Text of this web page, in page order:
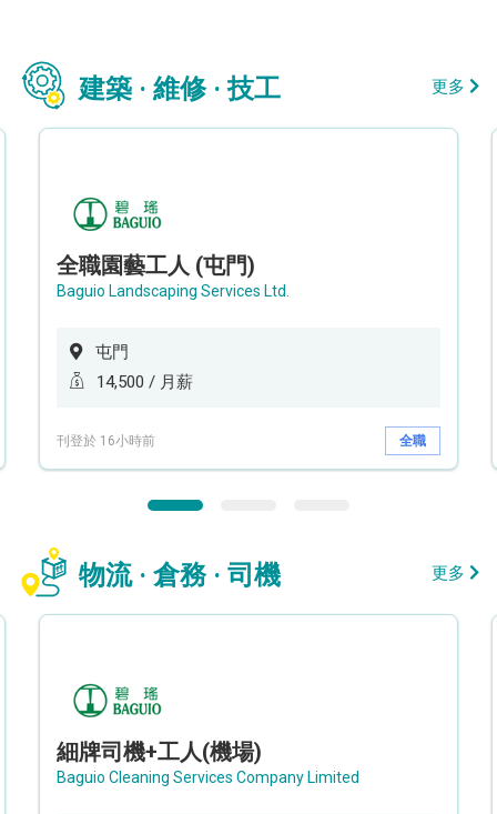
建築 · 維修 · 技工 更多
全職園藝工人 (屯門)
Baguio Landscaping Services Ltd.
屯門
14,500 / 月薪
刊登於 16小時前 全職
物流 · 倉務 · 司機 更多
細牌司機+工人(機場)
Baguio Cleaning Services Company Limited